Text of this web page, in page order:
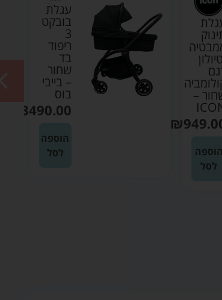
–
₪
הוספה
לסל
עגלת
בובקט
3
ריפוד
בד
שחור
– בייבי
בוס
3490.00
הוספה
לסל